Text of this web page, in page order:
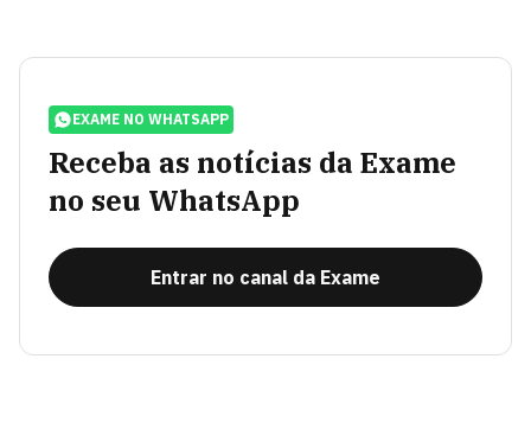
EXAME NO WHATSAPP
Receba as notícias da Exame
no seu WhatsApp
Entrar no canal da Exame